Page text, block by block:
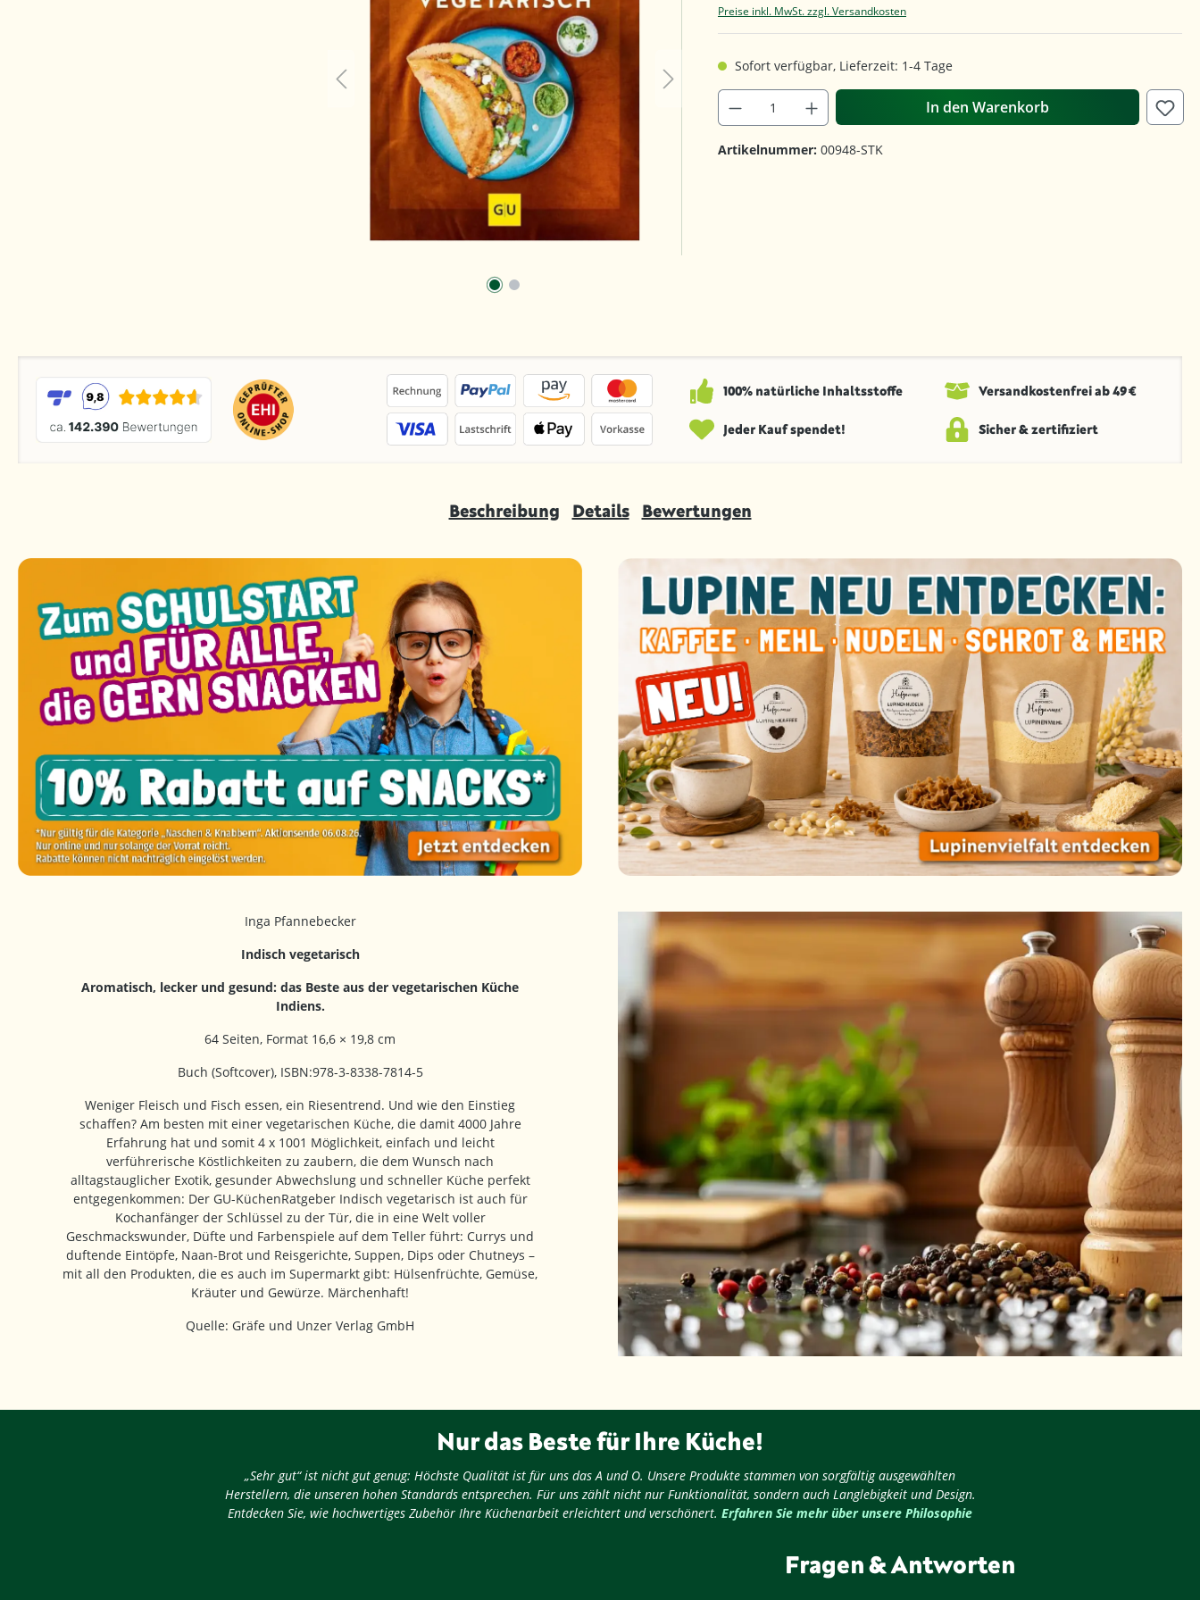
Preise inkl. MwSt. zzgl. Versandkosten
Sofort verfügbar, Lieferzeit: 1-4 Tage
In den Warenkorb
Artikelnummer: 00948-STK
100% natürliche Inhaltsstoffe Versandkosten­frei ab 49 €
Jeder Kauf spendet! Sicher & zertifiziert
Beschreibung Details Bewertungen
Inga Pfannebecker
Indisch vegetarisch
Aromatisch, lecker und gesund: das Beste aus der vegetarischen Küche
Indiens.
64 Seiten, Format 16,6 × 19,8 cm
Buch (Softcover), ISBN:978-3-8338-7814-5
Weniger Fleisch und Fisch essen, ein Riesentrend. Und wie den Einstieg
schaffen? Am besten mit einer vegetarischen Küche, die damit 4000 Jahre
Erfahrung hat und somit 4 x 1001 Möglichkeit, einfach und leicht
verführerische Köstlichkeiten zu zaubern, die dem Wunsch nach
alltagstauglicher Exotik, gesunder Abwechslung und schneller Küche perfekt
entgegenkommen: Der GU-KüchenRatgeber Indisch vegetarisch ist auch für
Kochanfänger der Schlüssel zu der Tür, die in eine Welt voller
Geschmackswunder, Düfte und Farbenspiele auf dem Teller führt: Currys und
duftende Eintöpfe, Naan-Brot und Reisgerichte, Suppen, Dips oder Chutneys –
mit all den Produkten, die es auch im Supermarkt gibt: Hülsenfrüchte, Gemüse,
Kräuter und Gewürze. Märchenhaft!
Quelle: Gräfe und Unzer Verlag GmbH
Nur das Beste für Ihre Küche!
„Sehr gut“ ist nicht gut genug: Höchste Qualität ist für uns das A und O. Unsere Produkte stammen von sorgfältig ausgewählten
Herstellern, die unseren hohen Standards entsprechen. Für uns zählt nicht nur Funktionalität, sondern auch Langlebigkeit und Design.
Entdecken Sie, wie hochwertiges Zubehör Ihre Küchenarbeit erleichtert und verschönert. Erfahren Sie mehr über unsere Philosophie
Fragen & Antworten